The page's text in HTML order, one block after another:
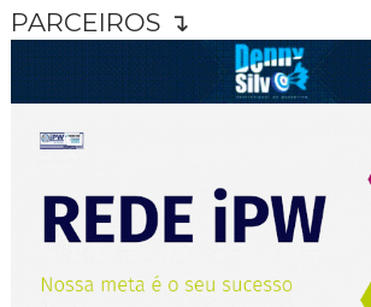
PARCEIROS ↴